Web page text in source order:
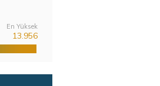
En Yüksek
13.956